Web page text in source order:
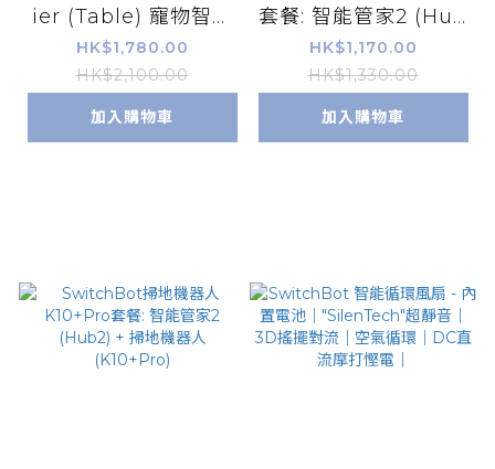
ier (Table) 寵物智能
空氣清新機 【連茶几
+無線充】
HK$1,780.00
HK$2,100.00
加入購物車
套餐: 智能管家2 (Hub
2) + 智能風扇 (Fan)
HK$1,170.00
HK$1,330.00
加入購物車